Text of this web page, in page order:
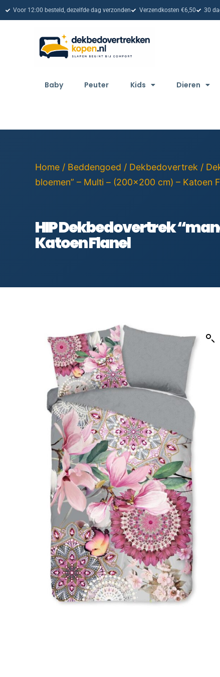
Voor 12:00 besteld, dezelfde dag verzonden Verzendkosten €6,50 30
Baby Peuter Kids Dieren
Home / Beddengoed / Dekbedovertrek /
bloemen” – Multi – (200×200 cm) – Katoen
HIP Dekbedovertrek
Katoen Flanel